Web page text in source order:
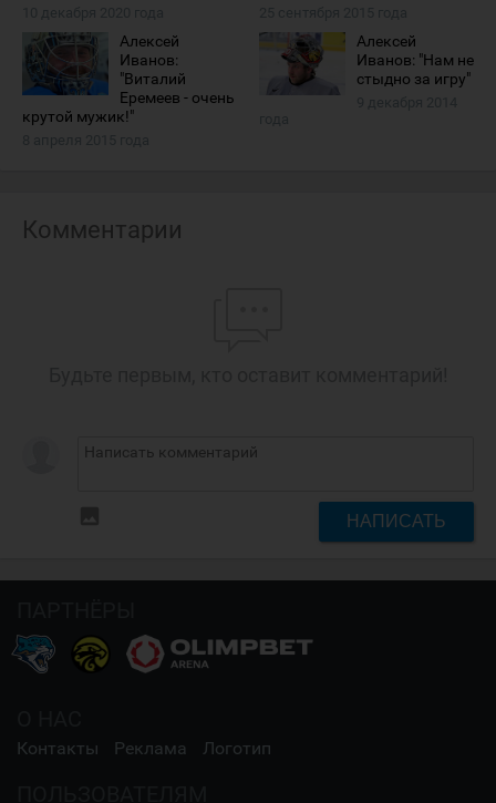
Алексей
Иванов:
"Виталий
Еремеев - очень
крутой мужик!"
Алексей
Иванов: "Нам не
стыдно за игру"
Комментарии
НАПИСАТЬ
Контакты Реклама Логотип